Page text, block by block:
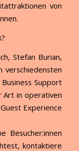
von
Stefan Burian,
verschiedensten
Support
in operativen
Experience
Besucher:innen
kontaktiere